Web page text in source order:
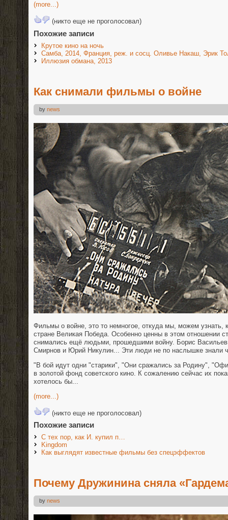
(more...)
(никто еще не проголосовал)
Похожие записи
Крутое кино на ночь
Самба, 2014, Франция, реж. и сосц. Оливье Накаш, Эрик
Иллюзия обмана, 2013
Как снимали фильмы о войне
by news
Фильмы о войне, это то немногое, откуда мы, можем узнать,
стране Великая Победа. Особенно ценны в этом отношении
снимались ещё людьми, прошедшими войну. Борис
Смирнов и Юрий Никулин... Эти люди не по наслышке знали
"В бой идут одни "старики", "Они сражались за Родину",
в золотой фонд советского кино. К сожалению сейчас их
хотелось бы...
(more...)
(никто еще не проголосовал)
Похожие записи
С тех пор, как И. купил п…
Kingdom
Как выглядят известные фильмы без спецэффектов
Почему Дружинина сняла
by news